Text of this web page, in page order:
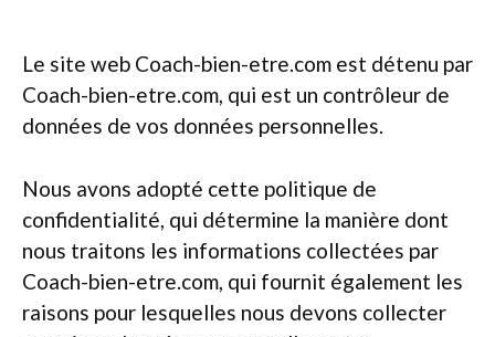
Le site web Coach-bien-etre.com est détenu par
Coach-bien-etre.com, qui est un contrôleur de
données de vos données personnelles.
Nous avons adopté cette politique de
confidentialité, qui détermine la manière dont
nous traitons les informations collectées par
Coach-bien-etre.com, qui fournit également les
raisons pour lesquelles nous devons collecter